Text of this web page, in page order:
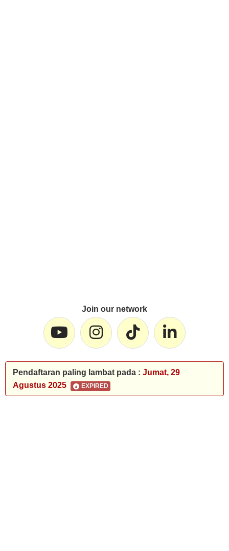
Join our network
Pendaftaran paling lambat pada : Jumat, 29
Agustus 2025
EXPIRED